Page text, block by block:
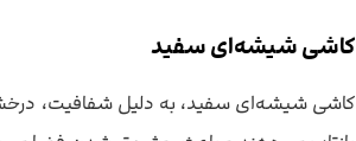
کاشی شیشه‌ای سفید
کاشی شیشه‌ای سفید، به دلیل شفافیت،